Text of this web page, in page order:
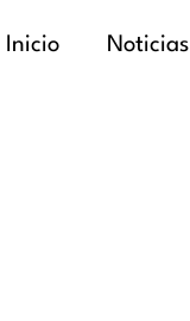
Inicio Noticias